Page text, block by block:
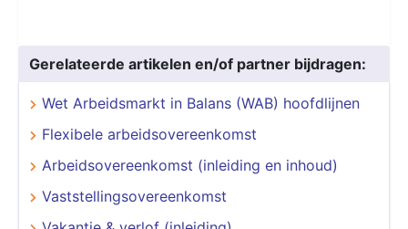
Gerelateerde artikelen en/of partner bijdragen:
Wet Arbeidsmarkt in Balans (WAB) hoofdlijnen
Flexibele arbeidsovereenkomst
Arbeidsovereenkomst (inleiding en inhoud)
Vaststellingsovereenkomst